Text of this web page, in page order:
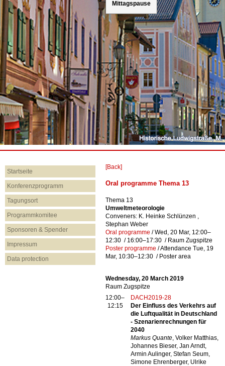
18. bis 22. März 2019
Startseite
Konferenzprogramm
Tagungsort
Programmkomitee
Sponsoren & Spender
Impressum
Data protection
[Back]
Oral programme Thema 13
Thema 13
Umweltmeteorologie
Conveners: K. Heinke Schlünzen ,
Stephan Weber
Oral programme /Wed, 20 Mar, 12:00–
12:30 / 16:00–17:30 / Raum Zugspitze
Poster programme /Attendance Tue, 19
Mar, 10:30–12:30 / Poster area
Wednesday, 20 March 2019
Raum Zugspitze
12:00–
12:15
DACH2019-28
Der Einfluss des Verkehrs auf
die Luftqualität in Deutschland
- Szenarienrechnungen für
2040
Markus Quante, Volker Matthias,
Johannes Bieser, Jan Arndt,
Armin Aulinger, Stefan Seum,
Simone Ehrenberger, Ulrike
Mittagspause